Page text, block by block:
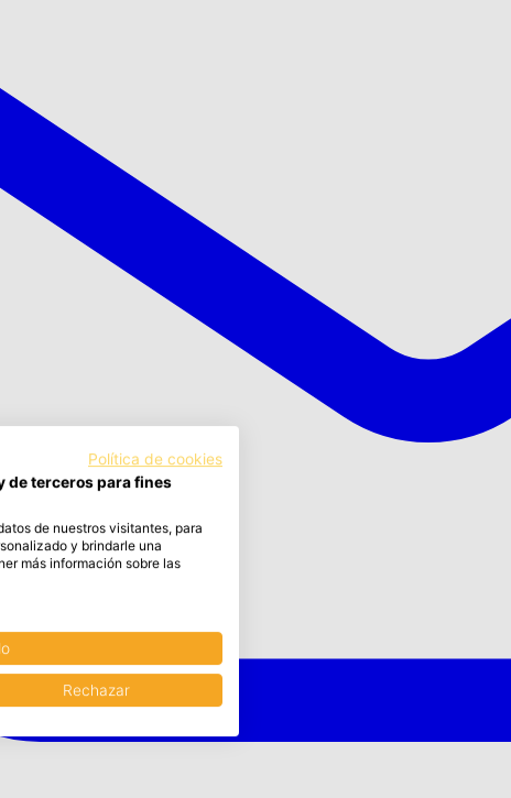
Política de cookies
de terceros para fines
de nuestros visitantes, para
y brindarle una
más información sobre las
Rechazar